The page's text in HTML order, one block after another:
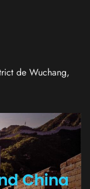
de Wuchang,